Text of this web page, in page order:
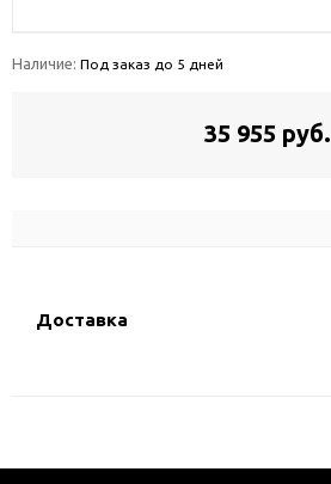
Наличие: Под заказ до 5 дней
35 955 руб.
Доставка